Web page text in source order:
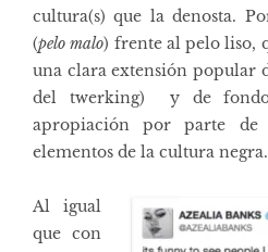
cultura(s) que la denosta.
(pelo malo) frente al pelo liso,
una claraextensión popular
del twerking) y de
apropiación por parte de
elementos de la cultura negra.
Al igual
que con